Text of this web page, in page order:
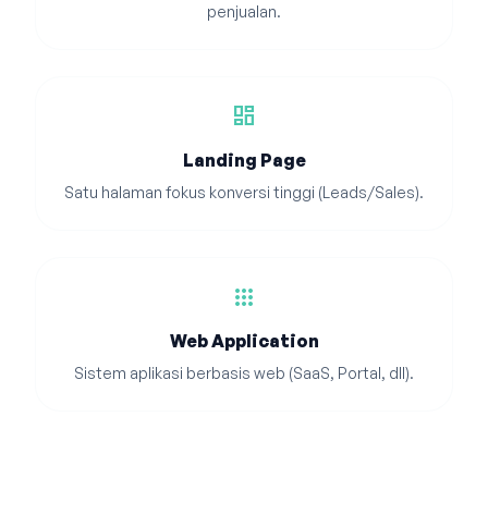
penjualan.
dashboard
Landing Page
Satu halaman fokus konversi tinggi (Leads/Sales).
apps
Web Application
Sistem aplikasi berbasis web (SaaS, Portal, dll).